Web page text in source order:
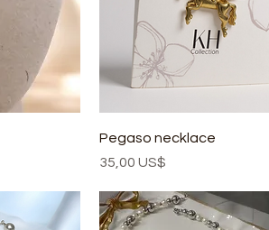
Pegaso necklace
Precio
35,00 US$